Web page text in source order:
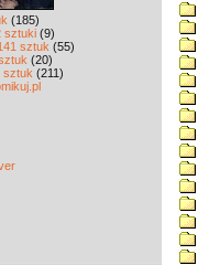
(185)
sztuki (9)
sztuk (55)
(20)
sztuk (211)